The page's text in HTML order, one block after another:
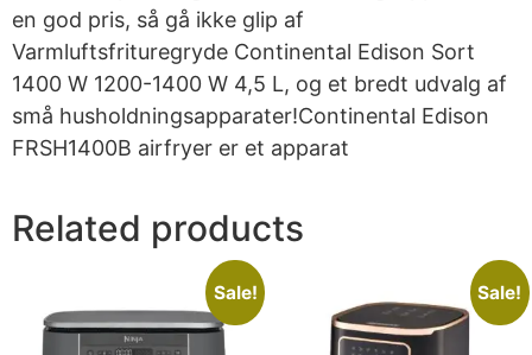
en god pris, så gå ikke glip af
Varmluftsfrituregryde Continental Edison Sort
1400 W 1200-1400 W 4,5 L, og et bredt udvalg af
små husholdningsapparater!Continental Edison
FRSH1400B airfryer er et apparat
Related products
Sale! Sale!